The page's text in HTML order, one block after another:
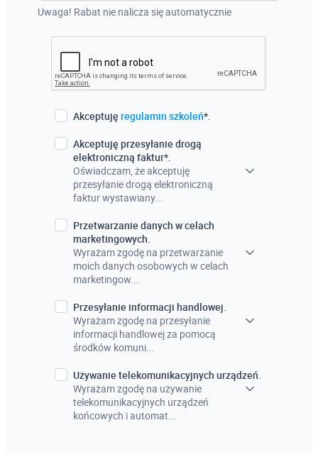
Uwaga! Rabat nie nalicza się automatycznie
Akceptuję regulamin szkoleń*.
Akceptuję przesyłanie drogą
elektroniczną faktur*.
Oświadczam, że akceptuję
przesyłanie drogą elektroniczną
faktur wystawiany...
Przetwarzanie danych w celach
marketingowych.
Wyrażam zgodę na przetwarzanie
moich danych osobowych w celach
marketingow...
Przesyłanie informacji handlowej.
Wyrażam zgodę na przesyłanie
informacji handlowej za pomocą
środków komuni...
Używanie telekomunikacyjnych urządzeń.
Wyrażam zgodę na używanie
telekomunikacyjnych urządzeń
końcowych i automat...
Szwecja
Holandia
Czechy